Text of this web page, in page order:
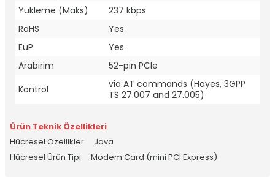
Yükleme (Maks)
237 kbps
RoHS
Yes
EuP
Yes
Arabirim
52-pin PCIe
Kontrol
via AT commands (Hayes, 3GPP
TS 27.007 and 27.005)
Ürün Teknik Özellikleri
Hücresel Özellikler
Java
Hücresel Ürün Tipi
Modem Card (mini PCI Express)